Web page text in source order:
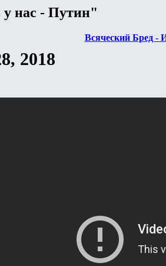
у нас - Путин"
Всяческий Бред -
2018